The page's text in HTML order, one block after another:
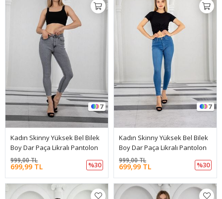
7
Kadın Skinny Yüksek Bel Bilek
Boy Dar Paça Likralı Pantolon
699,99 TL
999,00 TL
%30
7
Kadın Skinny Yüksek Bel Bilek
Boy Dar Paça Likralı Pantolon
699,99 TL
999,00 TL
%30